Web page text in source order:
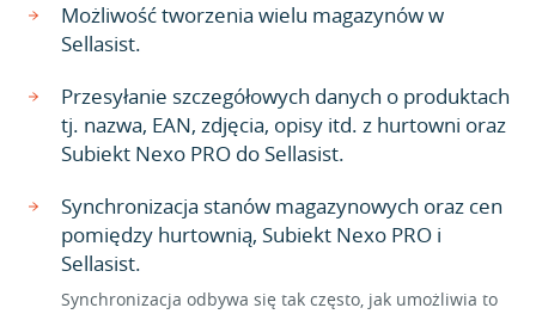
Możliwość tworzenia wielu magazynów w
Sellasist.
Przesyłanie szczegółowych danych o produktach
tj. nazwa, EAN, zdjęcia, opisy itd. z hurtowni oraz
Subiekt Nexo PRO do Sellasist.
Synchronizacja stanów magazynowych oraz cen
pomiędzy hurtownią, Subiekt Nexo PRO i
Sellasist.
Synchronizacja odbywa się tak często, jak umożliwia to